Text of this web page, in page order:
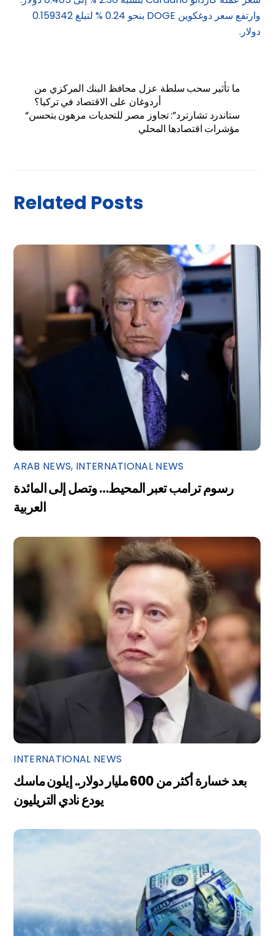
وارتفع سعر دوغكوين DOGE بنحو 0.24 % لتبلغ 0.159342
دولار.
ما تأثير سحب سلطة عزل محافظ البنك المركزي من
أردوغان على الاقتصاد في تركيا؟
“ستاندرد تشارترد”: تجاوز مصر للتحديات مرهون بتحسن
مؤشرات اقتصادها المحلي
Related Posts
ARAB NEWS, INTERNATIONAL NEWS
رسوم ترامب تعبر المحيط… وتصل إلى المائدة
العربية
INTERNATIONAL NEWS
بعد خسارة أكثر من 600 مليار دولار.. إيلون ماسك
يودع نادي التريليون